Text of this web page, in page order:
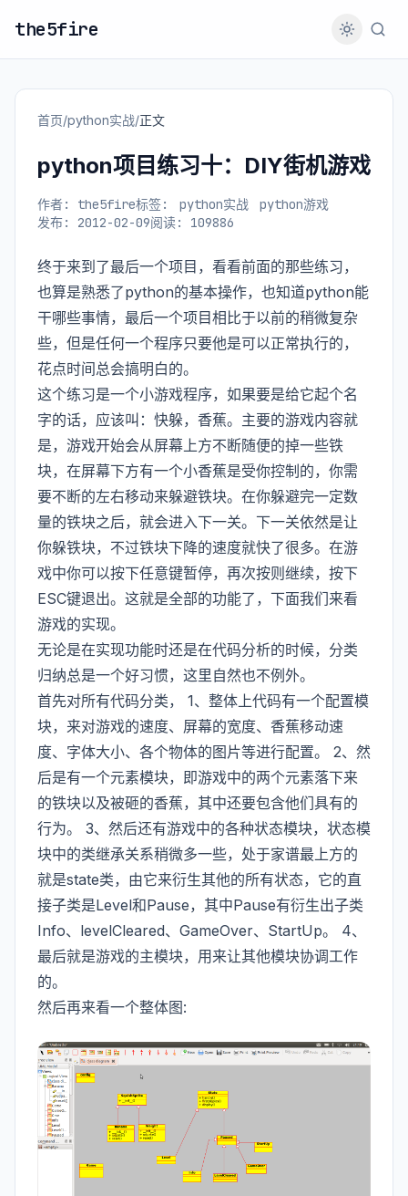
the5fire
首页/python实战/正文
python项目练习十：DIY街机游戏
作者: the5fire标签: python实战
python游戏
发布: 2012-02-09阅读: 109886
终于来到了最后一个项目，看看前面的那些练习，
也算是熟悉了python的基本操作，也知道python能
干哪些事情，最后一个项目相比于以前的稍微复杂
些，但是任何一个程序只要他是可以正常执行的，
花点时间总会搞明白的。
这个练习是一个小游戏程序，如果要是给它起个名
字的话，应该叫：快躲，香蕉。主要的游戏内容就
是，游戏开始会从屏幕上方不断随便的掉一些铁
块，在屏幕下方有一个小香蕉是受你控制的，你需
要不断的左右移动来躲避铁块。在你躲避完一定数
量的铁块之后，就会进入下一关。下一关依然是让
你躲铁块，不过铁块下降的速度就快了很多。在游
戏中你可以按下任意键暂停，再次按则继续，按下
ESC键退出。这就是全部的功能了，下面我们来看
游戏的实现。
无论是在实现功能时还是在代码分析的时候，分类
归纳总是一个好习惯，这里自然也不例外。
首先对所有代码分类， 1、整体上代码有一个配置模
块，来对游戏的速度、屏幕的宽度、香蕉移动速
度、字体大小、各个物体的图片等进行配置。 2、然
后是有一个元素模块，即游戏中的两个元素落下来
的铁块以及被砸的香蕉，其中还要包含他们具有的
行为。 3、然后还有游戏中的各种状态模块，状态模
块中的类继承关系稍微多一些，处于家谱最上方的
就是state类，由它来衍生其他的所有状态，它的直
接子类是Level和Pause，其中Pause有衍生出子类
Info、levelCleared、GameOver、StartUp。 4、
最后就是游戏的主模块，用来让其他模块协调工作
的。
然后再来看一个整体图: